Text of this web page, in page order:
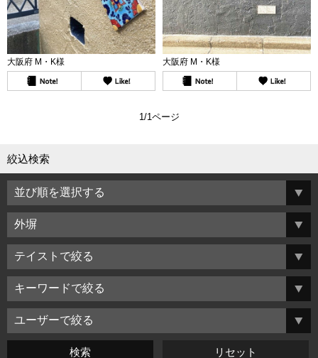
大阪府 M・K様 大阪府 M・K様
1/1ページ
絞込検索